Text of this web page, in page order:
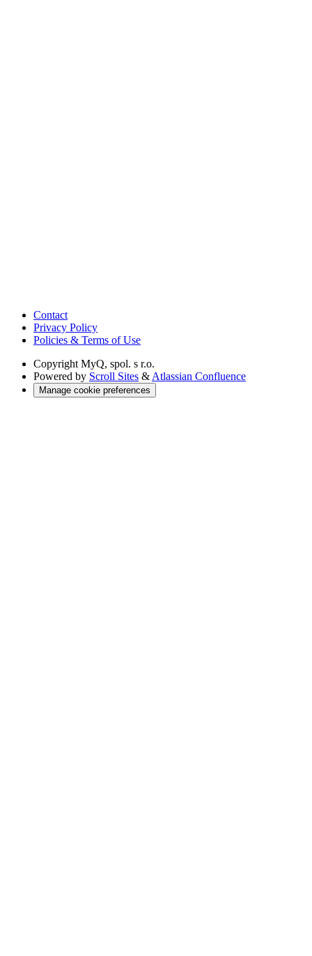
Contact
Privacy Policy
Policies & Terms of Use
Copyright MyQ, spol. s r.o.
Powered by Scroll Sites & Atlassian Confluence
Manage cookie preferences